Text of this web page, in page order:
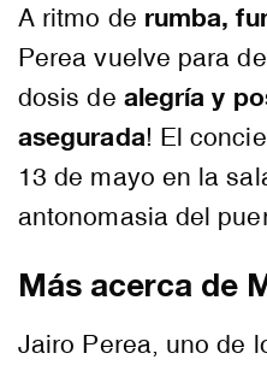
A ritmo de rumba,
Perea vuelve para
dosis de alegría y
asegurada! El
13 de mayo en la
antonomasia del
Más acerca de
Jairo Perea, uno de